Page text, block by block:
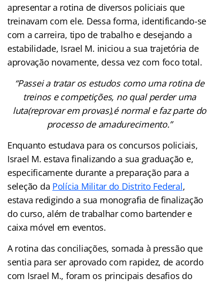
apresentar a rotina de diversos policiais que
treinavam com ele. Dessa forma, identificando-se
com a carreira, tipo de trabalho e desejando a
estabilidade, Israel M. iniciou a sua trajetória de
aprovação novamente, dessa vez com foco total.
“Passei a tratar os estudos como uma rotina de
treinos e competições, no qual perder uma
luta(reprovar em provas),é normal e faz parte do
processo de amadurecimento.”
Enquanto estudava para os concursos policiais,
Israel M. estava finalizando a sua graduação e,
especificamente durante a preparação para a
seleção da Polícia Militar do Distrito Federal,
estava redigindo a sua monografia de finalização
do curso, além de trabalhar como bartender e
caixa móvel em eventos.
A rotina das conciliações, somada à pressão que
sentia para ser aprovado com rapidez, de acordo
com Israel M., foram os principais desafios do